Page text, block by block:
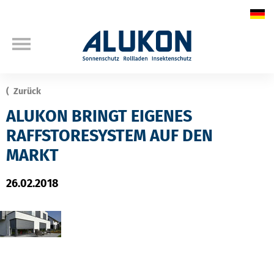
Zurück
ALUKON BRINGT EIGENES
RAFFSTORESYSTEM AUF DEN
MARKT
26.02.2018